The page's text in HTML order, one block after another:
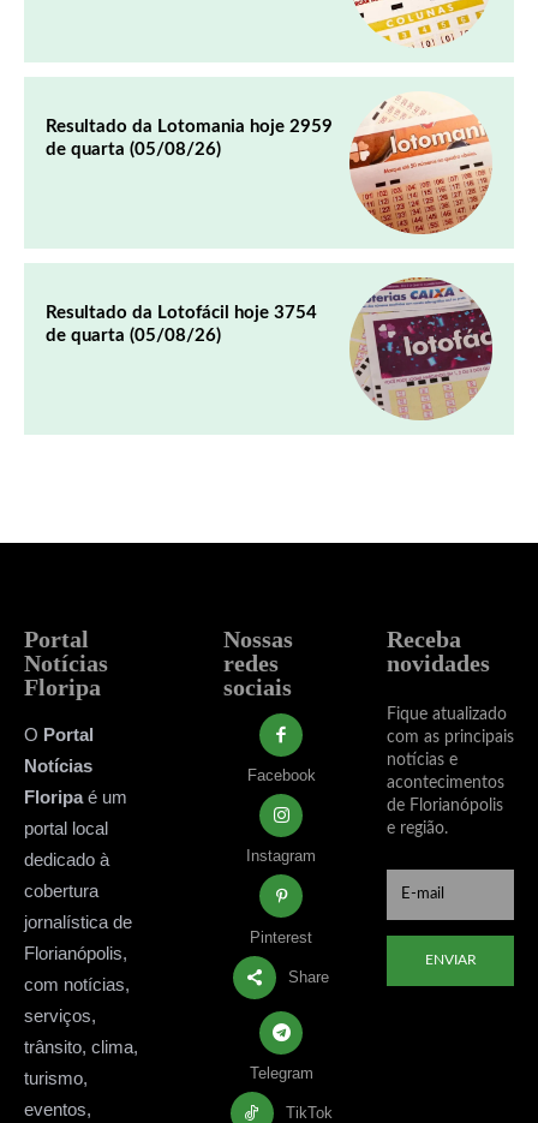
Resultado da Lotomania hoje 2959
de quarta (05/08/26)
Resultado da Lotofácil hoje 3754
de quarta (05/08/26)
Portal
Notícias
Floripa
O Portal
Notícias
Floripaé um
portal local
dedicado à
cobertura
jornalística de
Florianópolis,
com notícias,
serviços,
trânsito, clima,
turismo,
eventos,
Nossas
redes
sociais
Facebook
Instagram
Pinterest
Share
Telegram
TikTok
Receba
novidades
Fique atualizado
com as principais
notícias e
acontecimentos
de Florianópolis
e região.
ENVIAR